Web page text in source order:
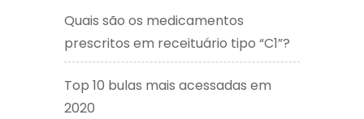
Quais são os medicamentos
prescritos em receituário tipo “C1”?
Top 10 bulas mais acessadas em
2020